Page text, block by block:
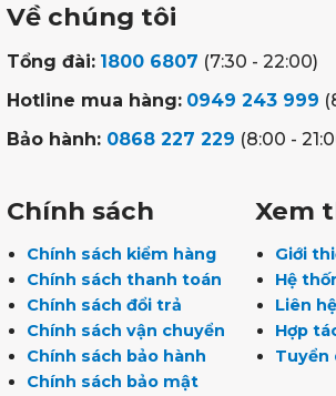
Về chúng tôi
Tổng đài: 1800 6807 (7:30 - 22:00)
Hotline mua hàng: 0949 243 999
Bảo hành: 0868 227 229 (8:00 -
Chính sách
Chính sách kiểm hàng
Chính sách thanh toán
Chính sách đổi trả
Chính sách vận chuyển
Chính sách bảo hành
Chính sách bảo mật
Xem
Giới
Hệ
Liên hệ
Hợp
Tuyển